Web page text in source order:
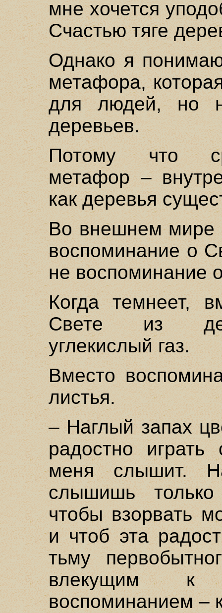
мне хочется
Счастью тяге
Однако я
метафора,
для людей, но
деревьев.
Потому что
метафор –
как деревья
Во внешнем мире
воспоминание о
не воспоминание
Когда темнеет,
Свете из
углекислый газ.
Вместо
листья.
– Наглый запах
радостно
меня слышит.
слышишь
чтобы взорвать
и чтоб эта
тьму
влекущим к
воспоминанием –